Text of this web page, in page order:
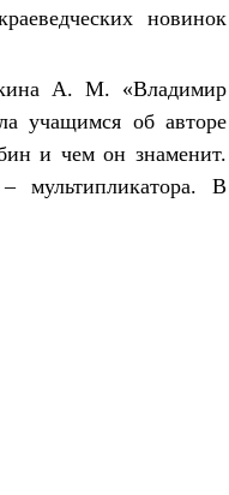
новинок
А. М. «Владимир
учащимся об авторе
и чем он знаменит.
мультипликатора. В